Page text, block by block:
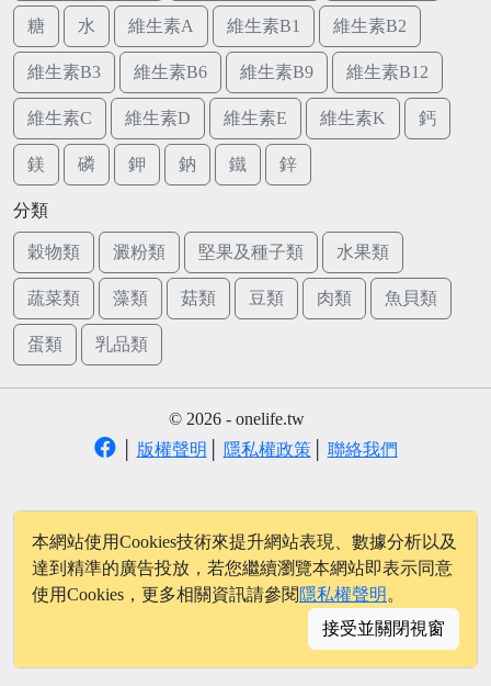
糖 水 維生素A 維生素B1 維生素B2
維生素B3 維生素B6 維生素B9 維生素B12
維生素C 維生素D 維生素E 維生素K 鈣
鎂 磷 鉀 鈉 鐵 鋅
分類
穀物類 澱粉類 堅果及種子類 水果類
蔬菜類 藻類 菇類 豆類 肉類 魚貝類
蛋類 乳品類
© 2026 - onelife.tw
版權聲明 隱私權政策│ 聯絡我們
本網站使用Cookies技術來提升網站表現、數據分析以及
達到精準的廣告投放，若您繼續瀏覽本網站即表示同意
使用Cookies，更多相關資訊請參閱 隱私權聲明 。
接受並關閉視窗